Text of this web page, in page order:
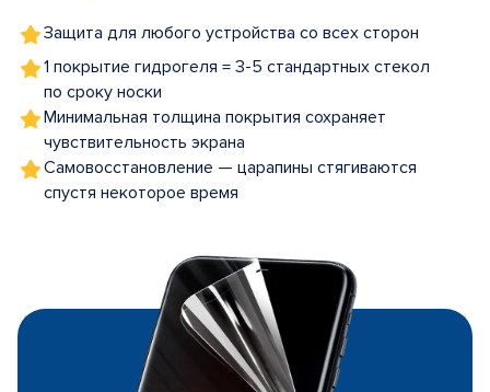
Защита для любого устройства со всех сторон
1 покрытие гидрогеля = 3-5 стандартных стекол
по сроку носки
Минимальная толщина покрытия сохраняет
чувствительность экрана
Самовосстановление — царапины стягиваются
спустя некоторое время